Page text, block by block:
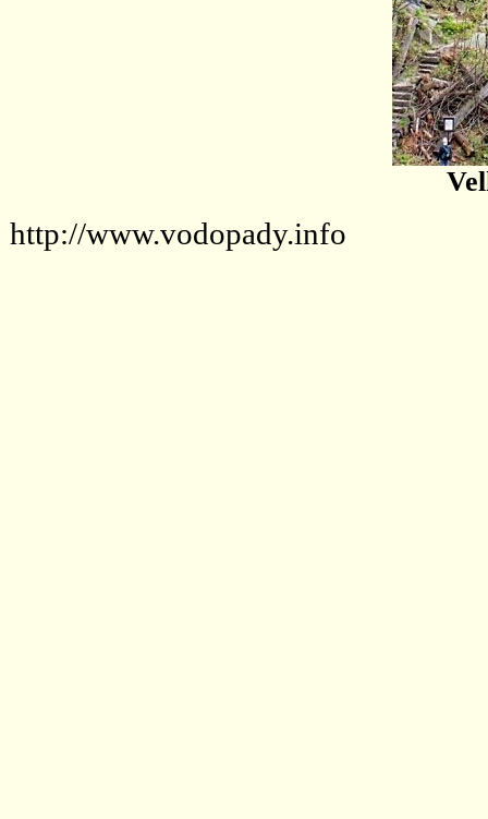
http://www.vodopady.info